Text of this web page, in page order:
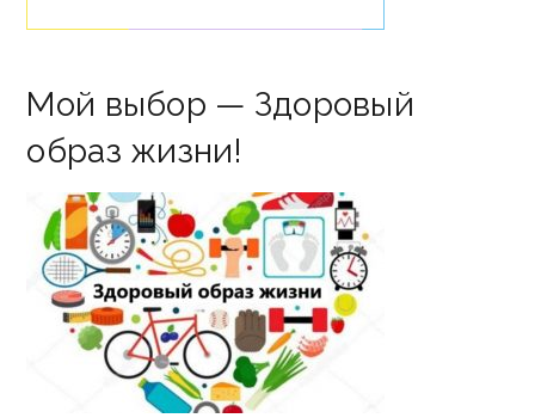
Мой выбор — Здоровый
образ жизни!